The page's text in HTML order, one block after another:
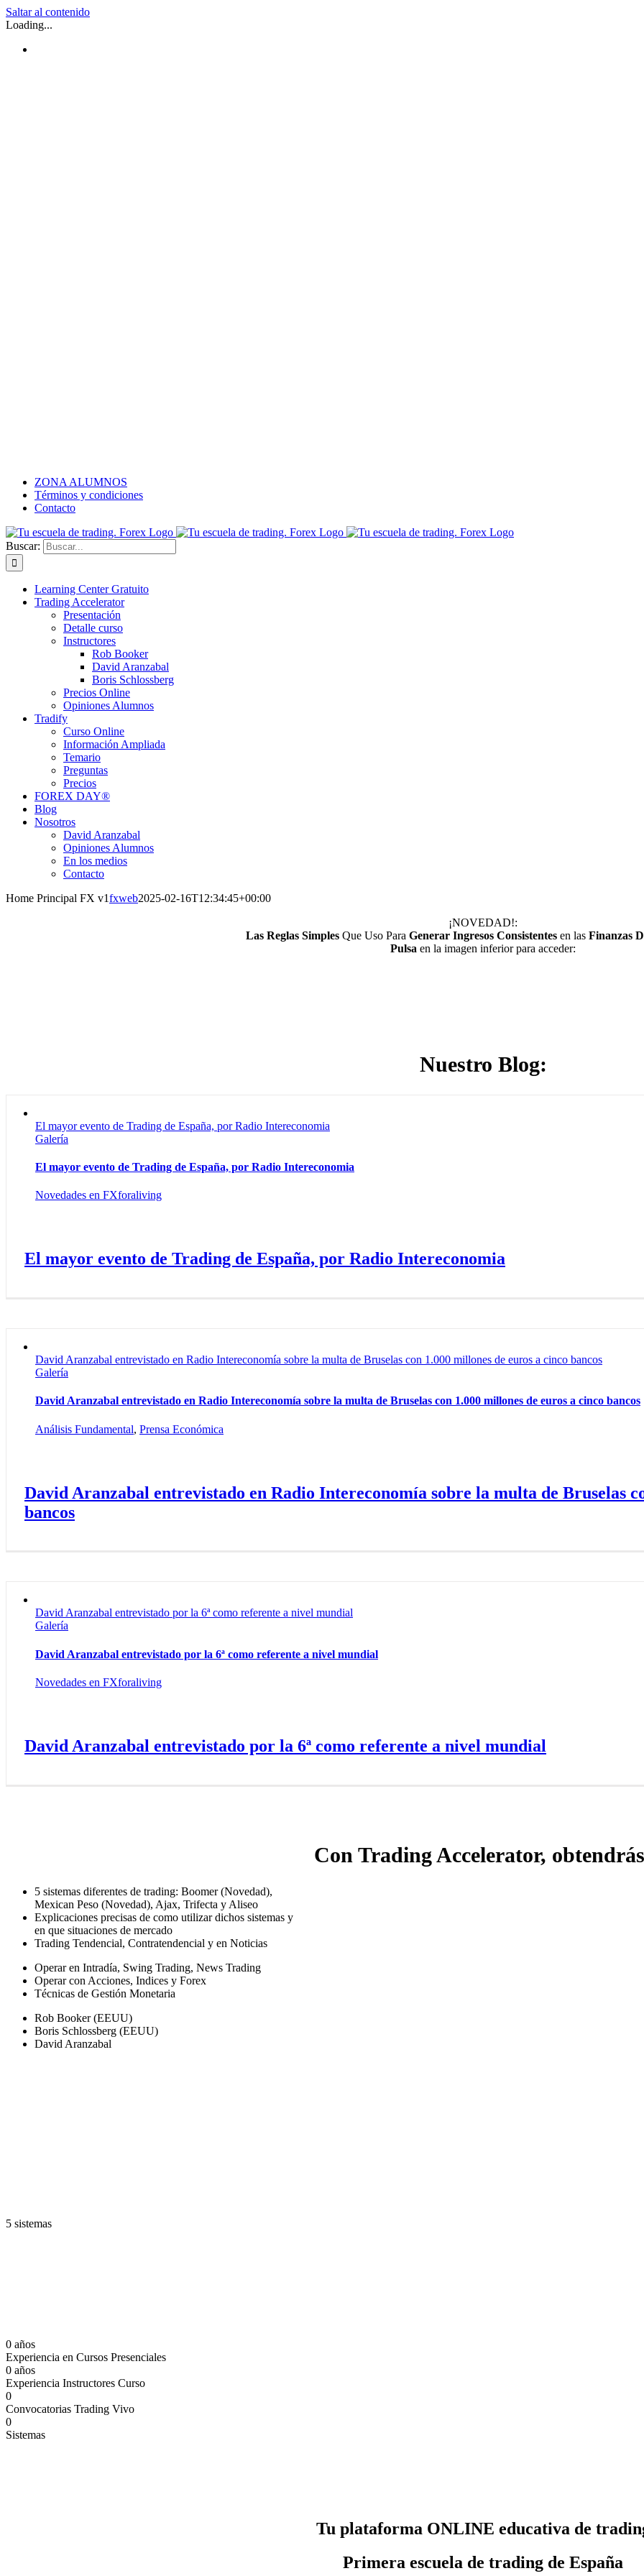
Saltar al contenido
Loading...
ZONA ALUMNOS
Términos y condiciones
Contacto
Buscar:
Learning Center Gratuito
Trading Accelerator
Presentación
Detalle curso
Instructores
Rob Booker
David Aranzabal
Boris Schlossberg
Precios Online
Opiniones Alumnos
Tradify
Curso Online
Información Ampliada
Temario
Preguntas
Precios
FOREX DAY®
Blog
Nosotros
David Aranzabal
Opiniones Alumnos
En los medios
Contacto
Home Principal FX v1fxweb2025-02-16T12:34:45+00:00
¡NOVEDAD!:
Las Reglas Simples Que Uso Para Generar Ingresos Consistentes en las Finanzas
Pulsa en la imagen inferior para acceder:
Nuestro Blog:
El mayor evento de Trading de España, por Radio Intereconomia
Galería
El mayor evento de Trading de España, por Radio Intereconomia
Novedades en FXforaliving
El mayor evento de Trading de España, por Radio Intereconomia
David Aranzabal entrevistado en Radio Intereconomía sobre la multa de Bruselas con 1.000 millones de euros a cinco bancos
Galería
David Aranzabal entrevistado en Radio Intereconomía sobre la multa de Bruselas con 1.000 millones de euros a cinco bancos
Análisis Fundamental, Prensa Económica
David Aranzabal entrevistado en Radio Intereconomía sobre la multa de Bruselas
bancos
David Aranzabal entrevistado por la 6ª como referente a nivel mundial
Galería
David Aranzabal entrevistado por la 6ª como referente a nivel mundial
Novedades en FXforaliving
David Aranzabal entrevistado por la 6ª como referente a nivel mundial
Con Trading Accelerator,
5 sistemas diferentes de trading: Boomer (Novedad),
Mexican Peso (Novedad), Ajax, Trifecta y Aliseo
Explicaciones precisas de como utilizar dichos sistemas y
en que situaciones de mercado
Trading Tendencial, Contratendencial y en Noticias
Operar en Intradía, Swing Trading, News Trading
Operar con Acciones, Indices y Forex
Técnicas de Gestión Monetaria
Rob Booker (EEUU)
Boris Schlossberg (EEUU)
David Aranzabal
5 sistemas
0 años
Experiencia en Cursos Presenciales
0 años
Experiencia Instructores Curso
0
Convocatorias Trading Vivo
0
Sistemas
Tu plataforma ONLINE educativa de
Primera escuela de trading de España